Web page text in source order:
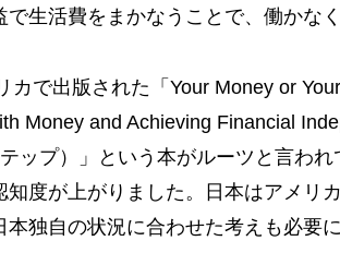
で生活費をまかなうことで、働かな
カで出版された「Your Money or
Money and Achieving Financial
ップ）」という本がルーツと言わ
知度が上がりました。日本はアメリ
本独自の状況に合わせた考えも必要